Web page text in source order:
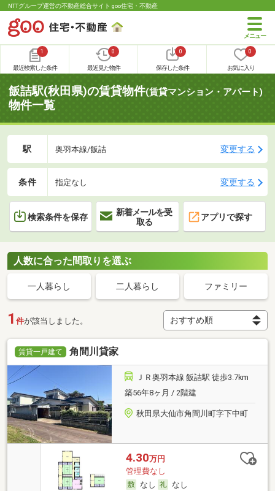
NTTグループ運営の不動産総合サイト goo住宅・不動産
1
最近検索した条件
0
最近見た物件
0
保存した条件
0
お気に入り
飯詰駅(秋田県)の賃貸物件(賃貸マンション・アパート)
物件一覧
駅 奥羽本線/飯詰 変更する
条件 指定なし 変更する
検索条件を保存
新着メールを受
取る
アプリで探す
人数に合った間取りを選ぶ
一人暮らし 二人暮らし ファミリー
1 件が該当しました。
賃貸一戸建て 角間川貸家
ＪＲ奥羽本線 飯詰駅 徒歩3.7km
築56年8ヶ月 / 2階建
秋田県大仙市角間川町字下中町
4.30万円
管理費なし
なし
なし